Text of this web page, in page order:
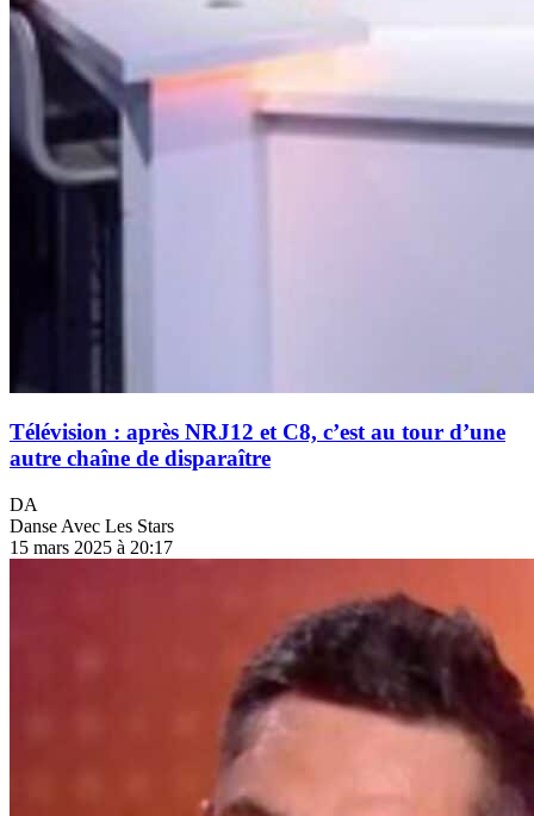
Télévision : après NRJ12 et C8, c’est au tour d’une
autre chaîne de disparaître
DA
Danse Avec Les Stars
15 mars 2025 à 20:17